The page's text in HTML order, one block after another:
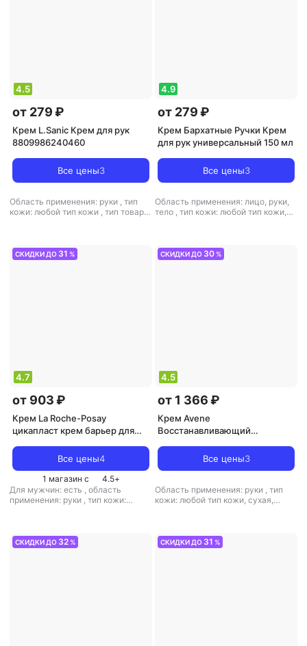
4.5
от 279 ₽
Крем L.Sanic Крем для рук
8809986240460
Все цены3
Область применения: руки , тип
кожи: любой тип кожи , тип товара:
4.9
от 279 ₽
Крем Бархатные Ручки Крем
для рук универсальный 150 мл
Все цены3
Область применения: лицо, руки,
тело , тип кожи: любой тип кожи,
СКИДКИ ДО 31 %
4.7
от 903 ₽
Крем La Roche-Posay
цикапласт крем барьер для
Все цены4
1 магазин с 4.5+
Для мужчин: есть , область
применения: руки , тип кожи:
тонизирующий, увлажнение
СКИДКИ ДО 30 %
4.5
от 1 366 ₽
Крем Avene
Восстанавливающий
"Cicalfat", 100 мл
Все цены3
Область применения: руки , тип
кожи: любой тип кожи, сухая,
СКИДКИ ДО 32 % СКИДКИ ДО 31 %